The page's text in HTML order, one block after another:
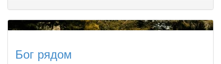
Бог рядом